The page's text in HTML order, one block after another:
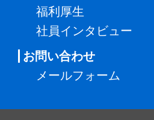
福利厚生
社員インタビュー
お問い合わせ
メールフォーム